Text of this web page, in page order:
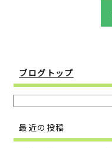
ブログトップ
最近の投稿